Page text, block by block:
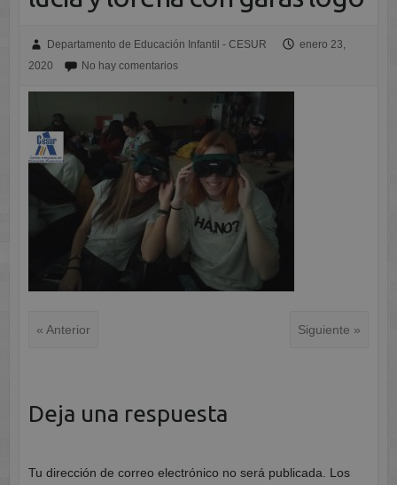
Departamento de Educación Infantil - CESUR
enero 23,
2020
No hay comentarios
« Anterior Siguiente »
Deja una respuesta
Tu dirección de correo electrónico no será publicada.
Los